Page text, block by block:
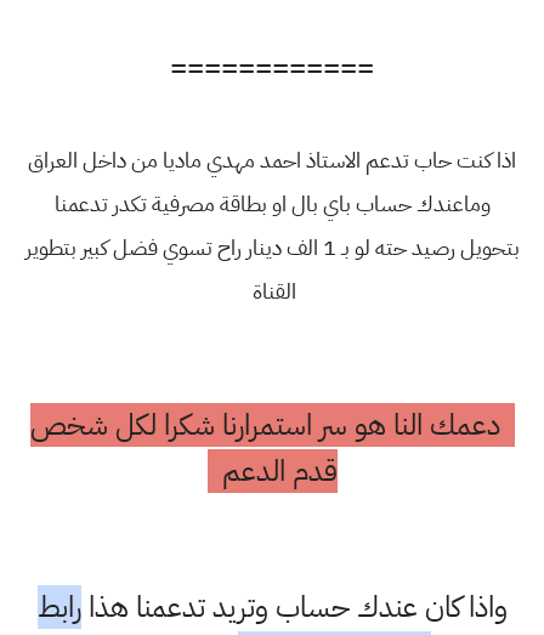
============
اذا كنت حاب تدعم الاستاذ احمد مهدي ماديا من داخل العراق
وماعندك حساب باي بال او بطاقة مصرفية تكدر تدعمنا
بتحويل رصيد حته لو بـ 1 الف دينار راح تسوي فضل كبير بتطوير
القناة
دعمك النا هو سر استمرارنا شكرا لكل شخص
قدم الدعم
واذا كان عندك حساب وتريد تدعمنا هذارابط